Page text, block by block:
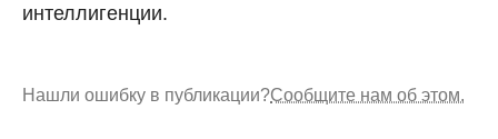
интеллигенции.
Нашли ошибку в публикации?Сообщите нам об этом.